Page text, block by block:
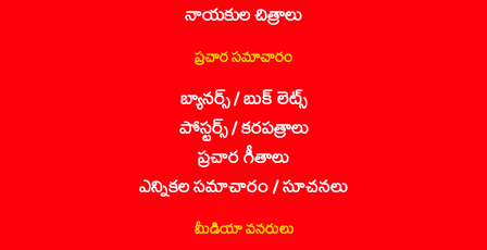
నాయకుల చిత్రాలు
ప్రచార సమాచారం
బ్యానర్స్ / బుక్ లెట్స్
పోస్టర్స్ / కరపత్రాలు
ప్రచార గీతాలు
ఎన్నికల సమాచారం / సూచనలు
మీడియా వనరులు